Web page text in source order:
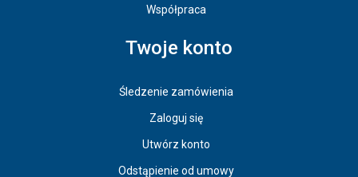
Współpraca
Twoje konto
Śledzenie zamówienia
Zaloguj się
Utwórz konto
Odstąpienie od umowy